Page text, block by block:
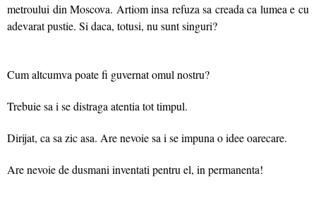
metroului din Moscova. Artiom insa refuza sa creada ca lumea e cu
adevarat pustie. Si daca, totusi, nu sunt singuri?
Cum altcumva poate fi guvernat omul nostru?
Trebuie sa i se distraga atentia tot timpul.
Dirijat, ca sa zic asa. Are nevoie sa i se impuna o idee oarecare.
Are nevoie de dusmani inventati pentru el, in permanenta!